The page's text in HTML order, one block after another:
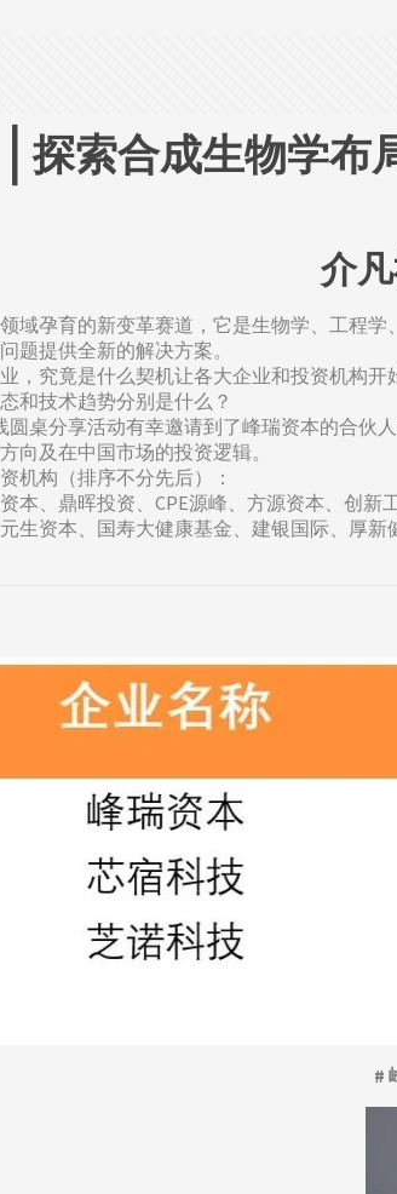
探索合成生物学布
介
域孕育的新变革赛道，它是生物学、工程
题提供全新的解决方案。
，究竟是什么契机让各大企业和投资机构
和技术趋势分别是什么？
圆桌分享活动有幸邀请到了峰瑞资本的合
向及在中国市场的投资逻辑。
机构（排序不分先后）：
本、鼎晖投资、CPE源峰、方源资本、创
生资本、国寿大健康基金、建银国际、厚
#